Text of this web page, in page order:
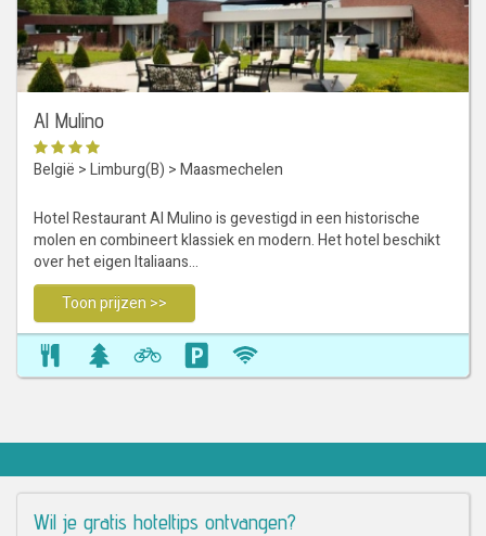
Al Mulino
België >Limburg(B) >Maasmechelen
Hotel Restaurant Al Mulino is gevestigd in een historische
molen en combineert klassiek en modern. Het hotel beschikt
over het eigen Italiaans…
Toon prijzen >>
Wil je gratis hoteltips ontvangen?